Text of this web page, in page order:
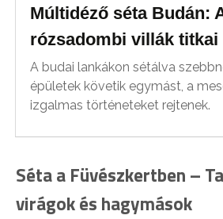
Múltidéző séta Budán:
rózsadombi villák titkai
A budai lankákon sétálva
épületek követik egymást, a
izgalmas történeteket rejtenek.
Séta a Füvészkertben –
virágok és hagymások